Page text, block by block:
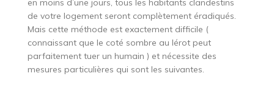
en moins d’une jours, tous les habitants clandestins
de votre logement seront complètement éradiqués.
Mais cette méthode est exactement difficile (
connaissant que le coté sombre au lérot peut
parfaitement tuer un humain ) et nécessite des
mesures particulières qui sont les suivantes.